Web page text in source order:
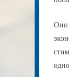
Они